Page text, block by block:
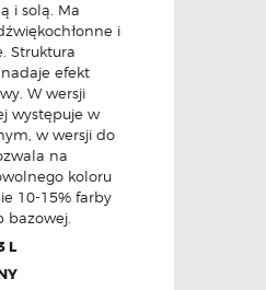
i solą. Ma
i
Struktura
efekt
W wersji
występuje w
w wersji do
na
koloru
10-15% farby
bazowej.
L